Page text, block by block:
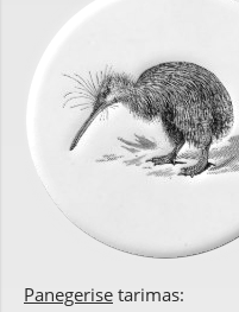
Panegerise tarimas: